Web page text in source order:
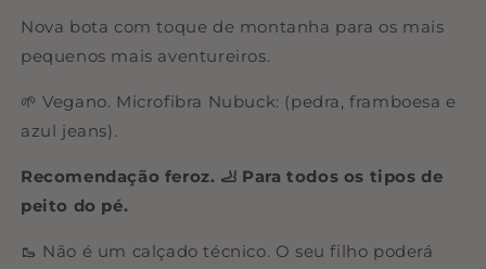
Nova bota com toque de montanha para os mais
pequenos mais aventureiros.
🌱 Vegano. Microfibra Nubuck: (pedra, framboesa e
azul jeans).
Recomendação feroz. 🦶 Para todos os tipos de
peito do pé.
🥾 Não é um calçado técnico. O seu filho poderá